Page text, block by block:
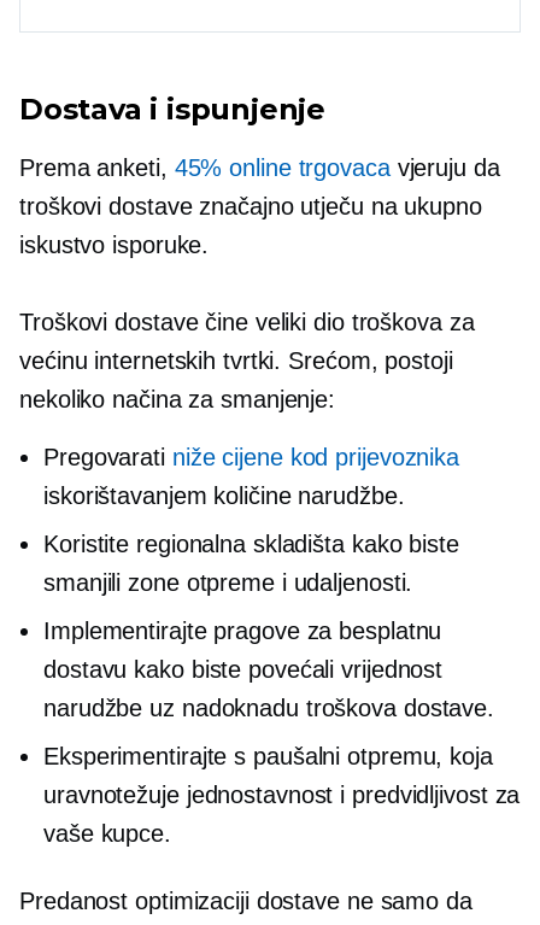
Dostava i ispunjenje
Prema anketi, 45% online trgovacavjeruju da
troškovi dostave značajno utječu na ukupno
iskustvo isporuke.
Troškovi dostave čine veliki dio troškova za
većinu internetskih tvrtki. Srećom, postoji
nekoliko načina za smanjenje:
Pregovarati niže cijene kod prijevoznika
iskorištavanjem količine narudžbe.
Koristite regionalna skladišta kako biste
smanjili zone otpreme i udaljenosti.
Implementirajte pragove za besplatnu
dostavu kako biste povećali vrijednost
narudžbe uz nadoknadu troškova dostave.
Eksperimentirajte s paušalni otpremu, koja
uravnotežuje jednostavnost i predvidljivost za
vaše kupce.
Predanost optimizaciji dostave ne samo da